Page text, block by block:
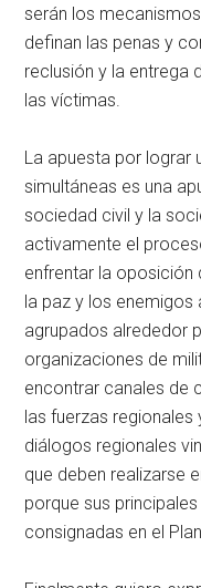
serán los
definan las penas y
reclusión y la entrega
las víctimas.
La apuesta por lograr
simultáneas es una
sociedad civil y la
activamente el
enfrentar la
la paz y los enemigos
agrupados alrededor
organizaciones de
encontrar canales de
las fuerzas
diálogos regionales
que deben realizarse
porque sus
consignadas en el